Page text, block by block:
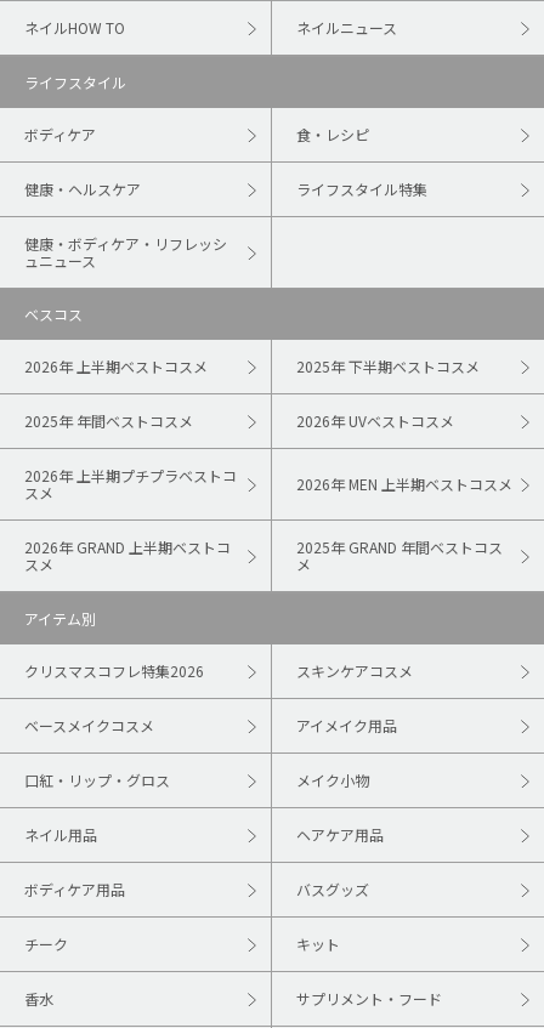
ネイルHOW TO ネイルニュース
ライフスタイル
ボディケア 食・レシピ
健康・ヘルスケア ライフスタイル特集
健康・ボディケア・リフレッシ
ュニュース
ベスコス
2026年 上半期ベストコスメ 2025年 下半期ベストコスメ
2025年 年間ベストコスメ 2026年 UVベストコスメ
2026年 上半期プチプラベストコ
スメ
2026年 MEN 上半期ベストコスメ
2026年 GRAND 上半期ベストコ
スメ
2025年 GRAND 年間ベストコス
メ
アイテム別
クリスマスコフレ特集2026 スキンケアコスメ
ベースメイクコスメ アイメイク用品
口紅・リップ・グロス メイク小物
ネイル用品 ヘアケア用品
ボディケア用品 バスグッズ
チーク キット
香水 サプリメント・フード